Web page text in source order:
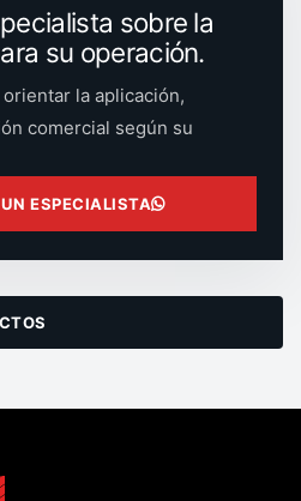
sobre la
su operación.
la aplicación,
comercial según su
ESPECIALISTA